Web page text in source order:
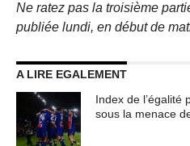
Ne ratez pas la troisième
publiée lundi, en début de
A LIRE EGALEMENT
Index de l’égalité
sous la menace